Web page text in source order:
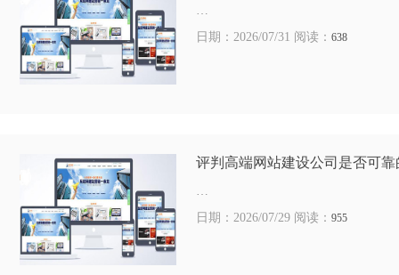
…
日期：2026/07/31 阅读： 638
评判高端网站建设公司是否可
…
日期：2026/07/29 阅读： 955